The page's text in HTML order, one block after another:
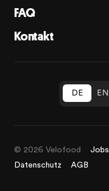
FAQ
Kontakt
© 2026 Velofood Jobs
Datenschutz
AGB